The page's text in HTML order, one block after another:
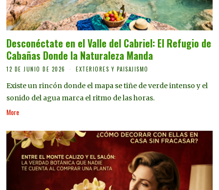
Desconéctate en el Valle del Cabriel: El Refugio de
Cabañas Donde la Naturaleza Manda
12 DE JUNIO DE 2026 EXTERIORES Y PAISAJISMO
Existe un rincón donde el mapa se tiñe de verde intenso y el
sonido del agua marca el ritmo de las horas.
More